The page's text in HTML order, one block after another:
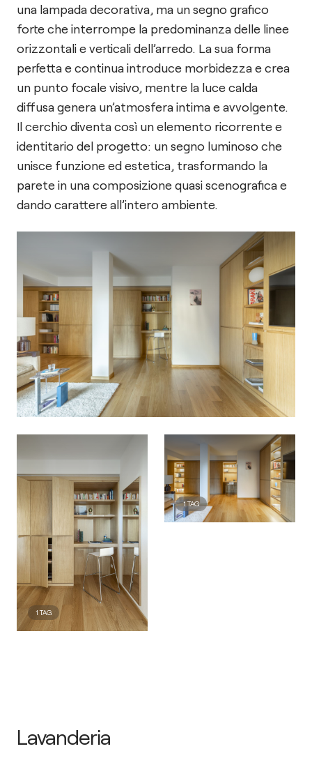
una lampada decorativa, ma un segno grafico
forte che interrompe la predominanza delle linee
orizzontali e verticali dell’arredo. La sua forma
perfetta e continua introduce morbidezza e crea
un punto focale visivo, mentre la luce calda
diffusa genera un’atmosfera intima e avvolgente.
Il cerchio diventa così un elemento ricorrente e
identitario del progetto: un segno luminoso che
unisce funzione ed estetica, trasformando la
parete in una composizione quasi scenografica e
dando carattere all’intero ambiente.
1 TAG
1TAG
Lavanderia